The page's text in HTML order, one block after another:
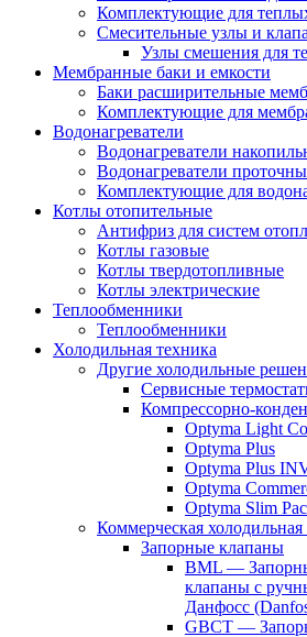
Комплектующие для
Смесительные узлы и
Узлы смешения для
Мембранные баки и емкости
Баки расширительные
Комплектующие для
Водонагреватели
Водонагреватели
Водонагреватели
Комплектующие для
Котлы отопительные
Антифриз для систем
Котлы газовые
Котлы твердотопливные
Котлы электрические
Теплообменники
Теплообменники
Холодильная техника
Другие холодильные
Сервисные
Компрессорно-
Optyma Light
Optyma Plus
Optyma Plus
Optyma
Optyma Slim
Коммерческая холодильная
Запорные клапаны
BML —
клапаны с
Данфосс
GBCT —